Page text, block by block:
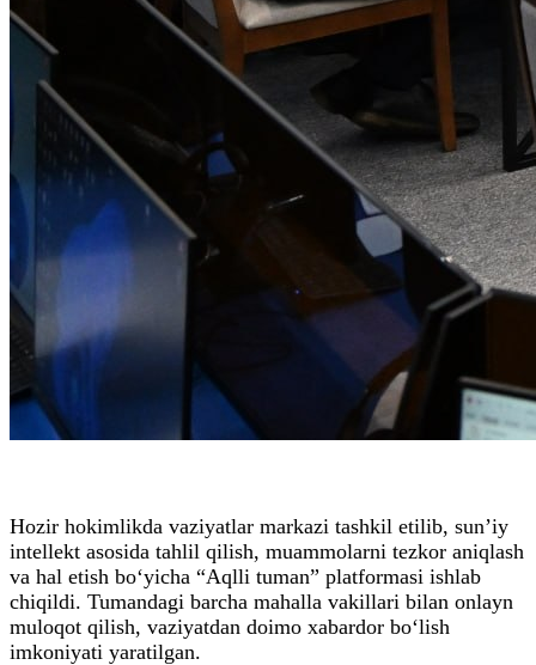
Hozir hokimlikda vaziyatlar markazi tashkil etilib, sun’iy
intellekt asosida tahlil qilish, muammolarni tezkor aniqlash
va hal etish bo‘yicha “Aqlli tuman” platformasi ishlab
chiqildi. Tumandagi barcha mahalla vakillari bilan onlayn
muloqot qilish, vaziyatdan doimo xabardor bo‘lish
imkoniyati yaratilgan.